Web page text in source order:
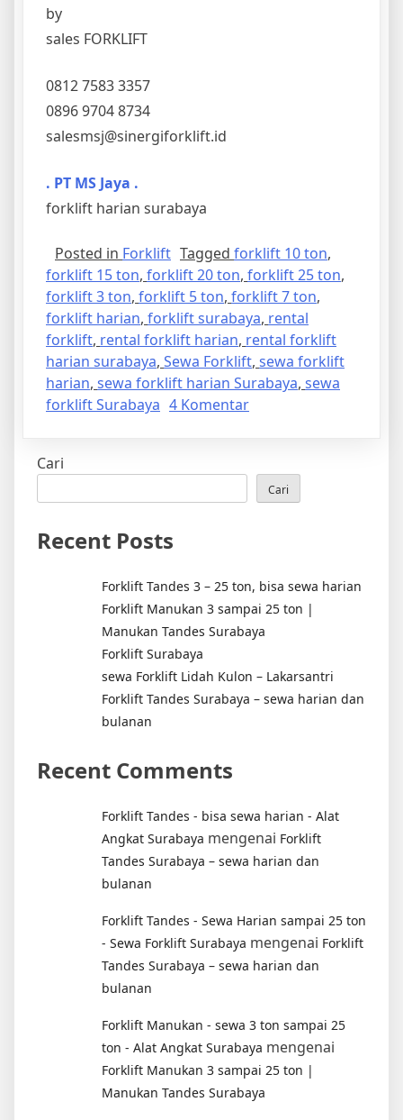
by
sales FORKLIFT
0812 7583 3357
0896 9704 8734
salesmsj@sinergiforklift.id
. PT MS Jaya .
forklift harian surabaya
Posted in Forklift Tagged forklift 10 ton,
forklift 15 ton, forklift 20 ton, forklift 25 ton,
forklift 3 ton, forklift 5 ton, forklift 7 ton,
forklift harian, forklift surabaya, rental
forklift, rental forklift harian, rental forklift
harian surabaya, Sewa Forklift, sewa forklift
harian, sewa forklift harian Surabaya, sewa
forklift Surabaya 4 Komentarpada
Surabaya
Cari
Cari
Recent Posts
Forklift Tandes 3 – 25 ton, bisa sewa harian
Forklift Manukan 3 sampai 25 ton |
Manukan Tandes Surabaya
Forklift Surabaya
sewa Forklift Lidah Kulon – Lakarsantri
Forklift Tandes Surabaya – sewa harian dan
bulanan
Recent Comments
Forklift Tandes - bisa sewa harian - Alat
Angkat Surabaya mengenai Forklift
Tandes Surabaya – sewa harian dan
bulanan
Forklift Tandes - Sewa Harian sampai 25 ton
- Sewa Forklift Surabaya mengenai Forklift
Tandes Surabaya – sewa harian dan
bulanan
Forklift Manukan - sewa 3 ton sampai 25
ton - Alat Angkat Surabaya mengenai
Forklift Manukan 3 sampai 25 ton |
Manukan Tandes Surabaya